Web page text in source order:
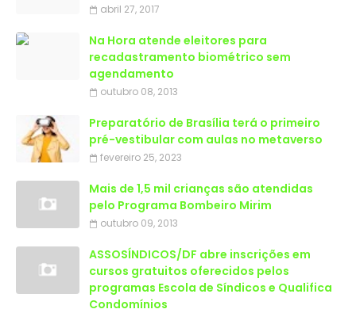
abril 27, 2017
Na Hora atende eleitores para
recadastramento biométrico sem
agendamento
outubro 08, 2013
Preparatório de Brasília terá o primeiro
pré-vestibular com aulas no metaverso
fevereiro 25, 2023
Mais de 1,5 mil crianças são atendidas
outubro 09, 2013
ASSOSÍNDICOS/DF abre inscrições em
cursos gratuitos oferecidos pelos
programas Escola de Síndicos e Qualifica
Condomínios